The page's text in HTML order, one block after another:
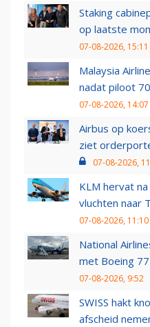
Staking
op laatste
07-08-2026, 15:11
Malaysia
nadat piloot
07-08-2026, 14:07
Airbus op
ziet
07-08-2026,
KLM hervat
vluchten naar
07-08-2026, 11:10
National
met Boeing
07-08-2026, 9:52
SWISS hakt
afscheid